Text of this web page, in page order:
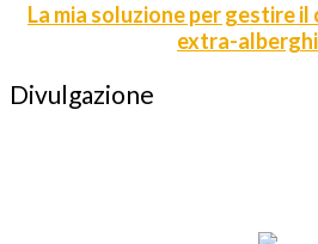
La mia soluzione per gestire
extra-
Divulgazione